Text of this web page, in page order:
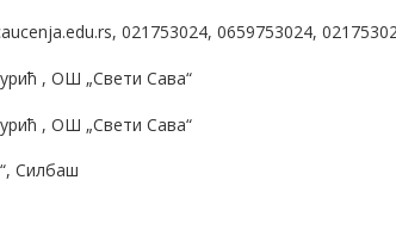
021753024, 0659753024,
, ОШ „Свети Сава“
, ОШ „Свети Сава“
Силбаш